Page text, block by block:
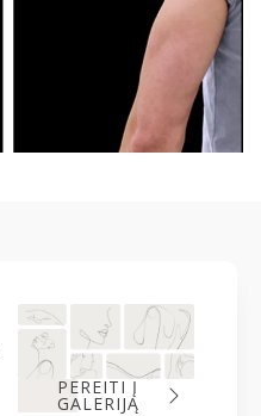
PEREITI Į
GALERIJĄ